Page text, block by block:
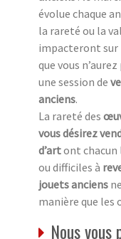
évolue chaque
la rareté ou la
impacteront sur
que vous
une session de
anciens.
La rareté des
vous désirez
d’artont chacun
ou difficiles à
jouets anciens
manière que les
Nous